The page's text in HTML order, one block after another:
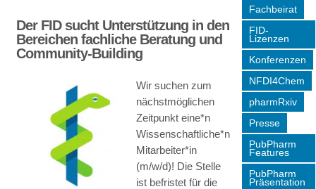
zur
Optimierung
und
der
FID-
Services
Der FID sucht Unterstützung in den
Bereichen fachliche Beratung und
Community-Building
Wir suchen zum
nächstmöglichen
Zeitpunkt eine*n
Wissenschaftliche*n
Mitarbeiter*in
(m/w/d)! Die Stelle
ist befristet für die
Fachbeirat
FID-
Lizenzen
Konferenzen
NFDI4Chem
pharmRxiv
Presse
PubPharm
Features
PubPharm
Präsentation